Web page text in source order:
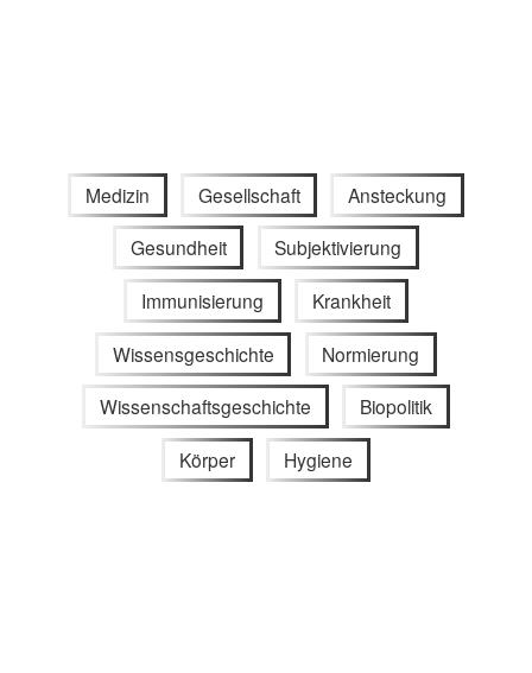
Medizin Gesellschaft Ansteckung
Gesundheit Subjektivierung
Immunisierung Krankheit
Wissensgeschichte Normierung
Wissenschaftsgeschichte Biopolitik
Körper Hygiene